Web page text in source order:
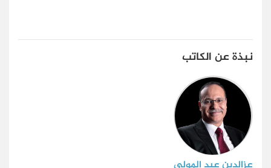
نبذة عن الكاتب